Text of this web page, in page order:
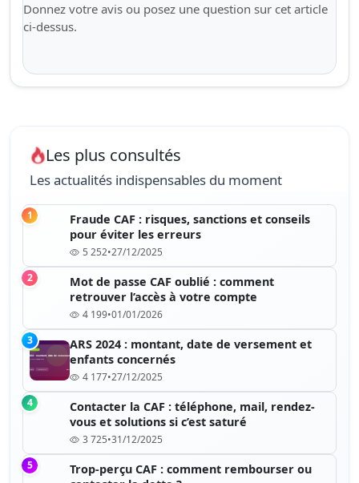
Donnez votre avis ou posez une question sur cet article
ci-dessus.
Les plus consultés
Les actualités indispensables du moment
1
Fraude CAF : risques, sanctions et conseils
pour éviter les erreurs
5 252•27/12/2025
2
Mot de passe CAF oublié : comment
retrouver l’accès à votre compte
4 199•01/01/2026
3
ARS 2024 : montant, date de versement et
enfants concernés
4 177•27/12/2025
4
Contacter la CAF : téléphone, mail, rendez-
vous et solutions si c’est saturé
3 725•31/12/2025
5
Trop-perçu CAF : comment rembourser ou